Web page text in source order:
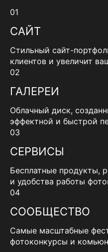
01
САЙТ
Стильный сайт-
клиентов и увеличит
02
ГАЛЕРЕИ
Облачный диск,
эффектной и быстрой
03
СЕРВИСЫ
Бесплатные продукты,
и удобства работы
04
СООБЩЕСТВО
Самые масштабные
фотоконкурсы и